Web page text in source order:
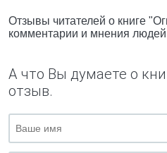
Отзывы читателей о книге
комментарии и мнения
А что Вы думаете о
отзыв.